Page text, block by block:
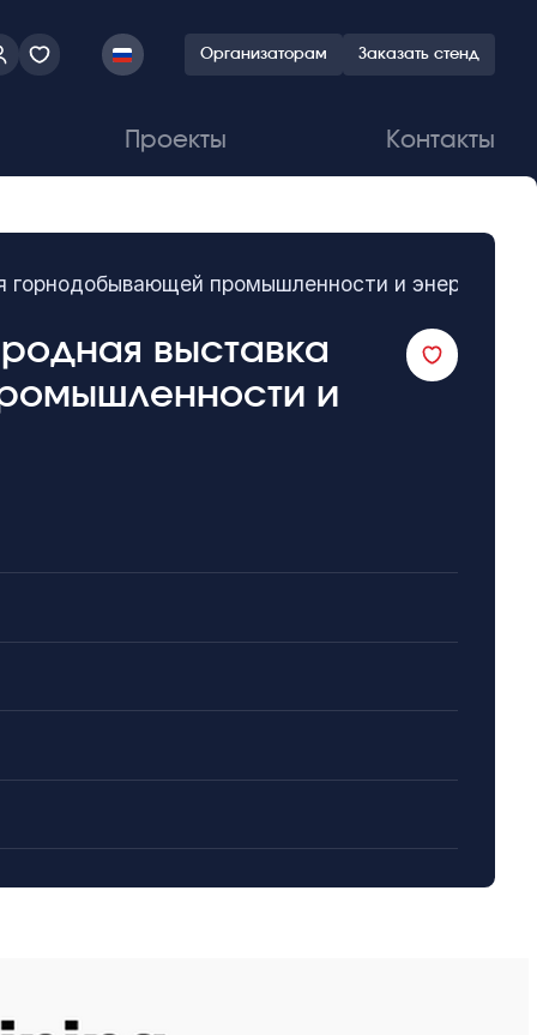
Организаторам Заказать стенд
Проекты Контакты
промышленности и энергетики
выставка
и